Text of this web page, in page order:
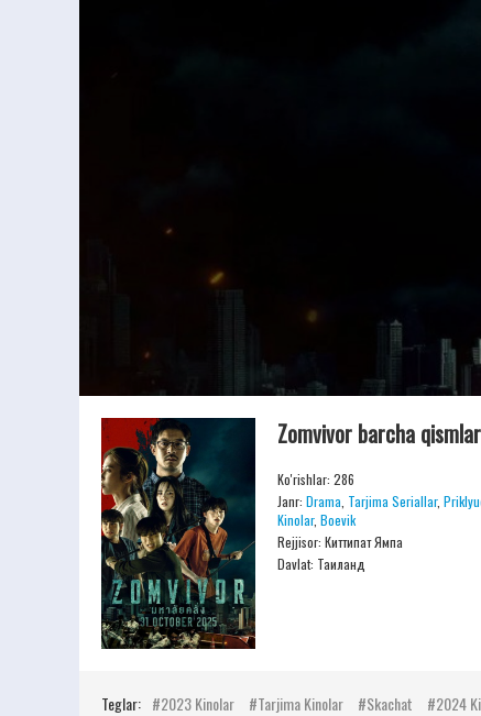
Zomvivor barcha
Ko'rishlar: 286
Janr: Drama Tarjima Seriallar,
Kinolar, Boevik
Rejjisor: Киттипат Ямпа
Davlat: Таиланд
Teglar: 2023 Kinolar Tarjima Kinolar Skachat 2024